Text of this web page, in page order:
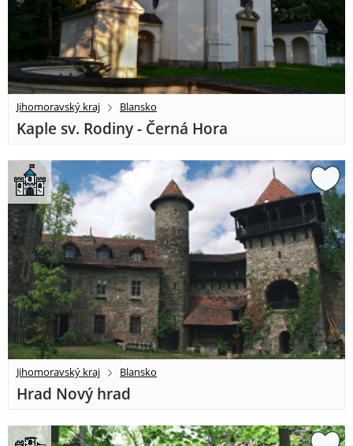
Jihomoravský kraj Blansko
Kaple sv. Rodiny - Černá Hora
Jihomoravský kraj Blansko
Hrad Nový hrad